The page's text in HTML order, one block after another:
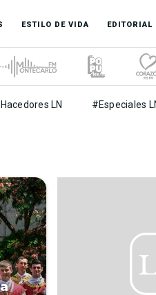
ESTILO DE VIDA EDITORIAL
LN #Especiales